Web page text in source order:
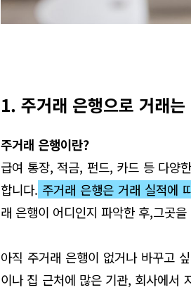
1. 주거래 은행으로 거래
주거래 은행이란?
급여 통장, 적금, 펀드, 카드 등 다양
합니다. 주거래 은행은 거래 실적에
래 은행이 어디인지 파악한 후,그곳
아직 주거래 은행이 없거나 바꾸고
이나 집 근처에 많은 기관, 회사에서